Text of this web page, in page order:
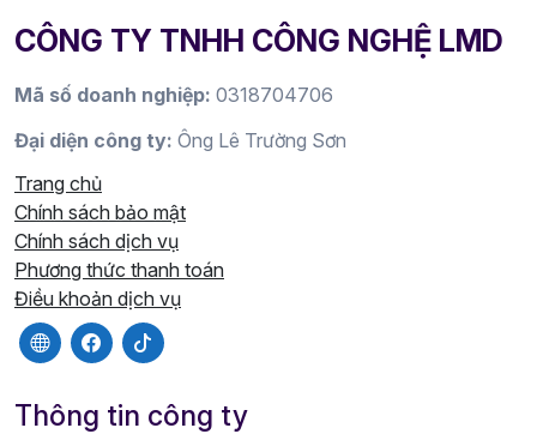
CÔNG TY TNHH CÔNG NGHỆ LMD
Mã số doanh nghiệp: 0318704706
Đại diện công ty: Ông Lê Trường Sơn
Trang chủ
Chính sách bảo mật
Chính sách dịch vụ
Phương thức thanh toán
Điều khoản dịch vụ
Thông tin công ty